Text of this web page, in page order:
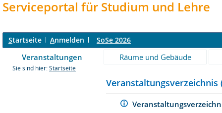
Serviceportal für Studium und Lehre
Startseite Anmelden SoSe 2026
Veranstaltungen Räume und Gebäude
Sie sind hier: Startseite
Veranstaltungsverzeichnis